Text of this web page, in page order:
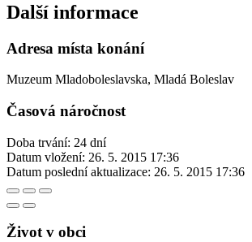
Další informace
Adresa místa konání
Muzeum Mladoboleslavska, Mladá Boleslav
Časová náročnost
Doba trvání: 24 dní
Datum vložení: 26. 5. 2015 17:36
Datum poslední aktualizace: 26. 5. 2015 17:36
Život v obci